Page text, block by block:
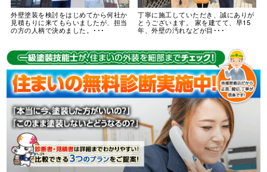
外壁塗装を検討をはじめてから何社か
見積もりに来てもらいましたが、担当
の方の人柄で決めました。･･･
丁寧に施工していただき、誠にありが
とうございます。 家を建てて、早15
年、外壁の汚れなどが目･･･